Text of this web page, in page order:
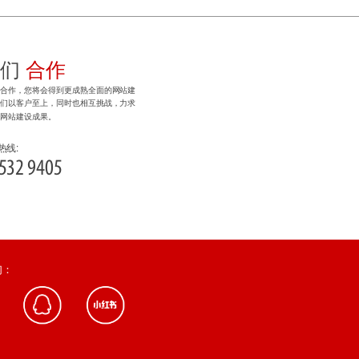
合作
作，您将会得到更成熟全面的网站建
以客户至上，同时也相互挑战，力求
站建设成果。
线:
9405